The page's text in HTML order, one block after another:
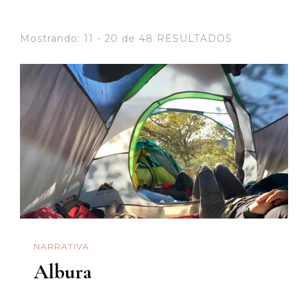
Mostrando: 11 - 20 de 48 RESULTADOS
NARRATIVA
Albura